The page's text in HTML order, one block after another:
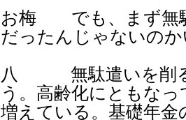
お梅 でも、まず無
だったんじゃないの
八 無駄遣いを削る
う。高齢化にともな
増えている。基礎年金